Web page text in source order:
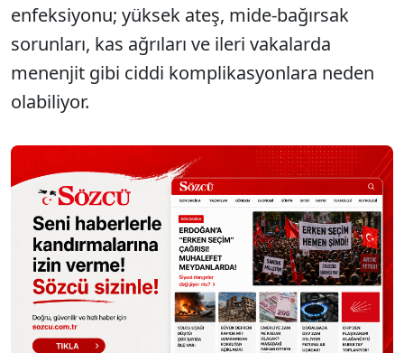
enfeksiyonu; yüksek ateş, mide-bağırsak
sorunları, kas ağrıları ve ileri vakalarda
menenjit gibi ciddi komplikasyonlara neden
olabiliyor.